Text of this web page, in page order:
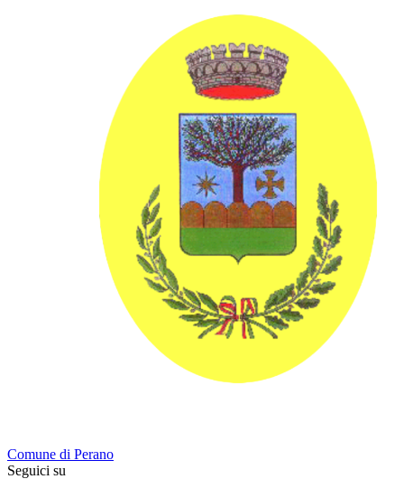
Comune di Perano
Seguici su